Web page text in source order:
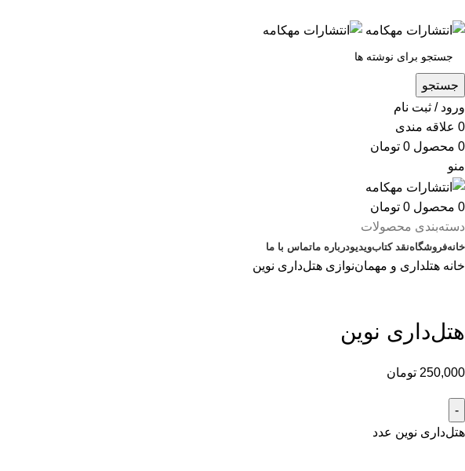
جستجو
ورود / ثبت نام
0 علاقه مندی
0 محصول 0 تومان
منو
0 محصول 0 تومان
دسته‌بندی محصولات
خانهفروشگاهنقد کتابویدیودرباره‌ ماتماس با ما
خانه هتلداری و مهمان‌نوازی هتل‌داری نوین
هتل‌داری نوین
250,000 تومان
هتل‌داری نوین عدد